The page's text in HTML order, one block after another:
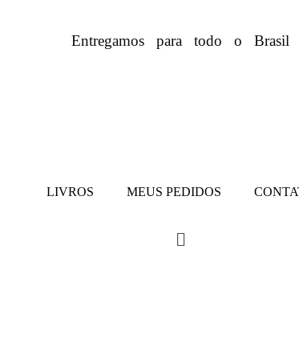
Entregamos para todo o Brasil
LIVROS MEUS PEDIDOS